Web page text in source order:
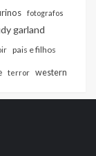
fotografos
garland
pais e filhos
terror western